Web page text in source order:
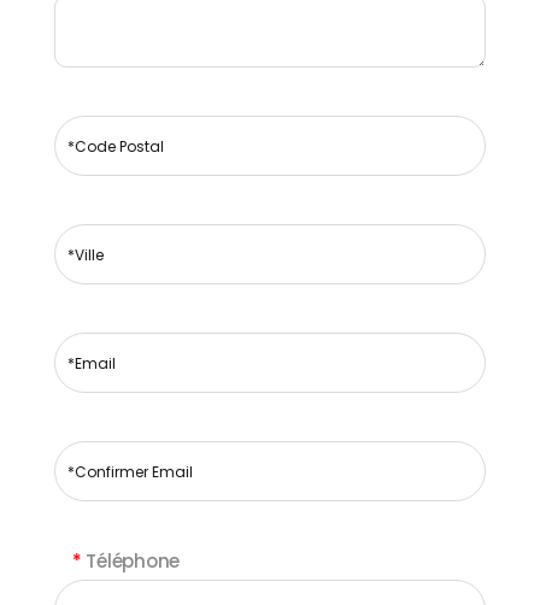
* Téléphone